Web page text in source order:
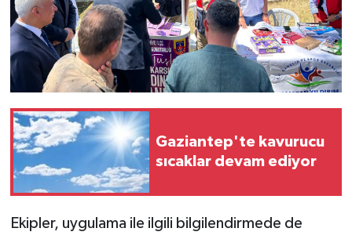
Gaziantep'te kavurucu
sıcaklar devam ediyor
Ekipler, uygulama ile ilgili bilgilendirmede de